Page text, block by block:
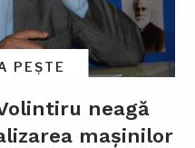
PEȘTE
Volintiru neagă
mașinilor